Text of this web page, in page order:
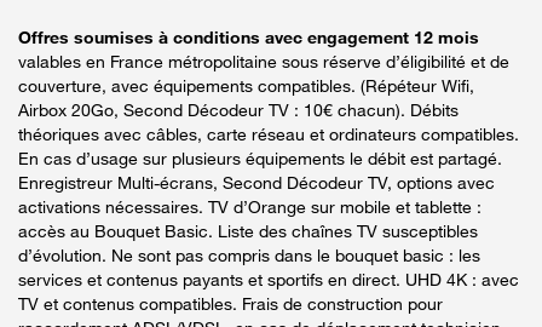
Offres soumises à conditions avec engagement 12 mois
valables en France métropolitaine sous réserve d’éligibilité et de
couverture, avec équipements compatibles. (Répéteur Wifi,
Airbox 20Go, Second Décodeur TV : 10€ chacun). Débits
théoriques avec câbles, carte réseau et ordinateurs compatibles.
En cas d’usage sur plusieurs équipements le débit est partagé.
Enregistreur Multi-écrans, Second Décodeur TV, options avec
activations nécessaires. TV d’Orange sur mobile et tablette :
accès au Bouquet Basic. Liste des chaînes TV susceptibles
d’évolution. Ne sont pas compris dans le bouquet basic : les
services et contenus payants et sportifs en direct. UHD 4K : avec
TV et contenus compatibles. Frais de construction pour